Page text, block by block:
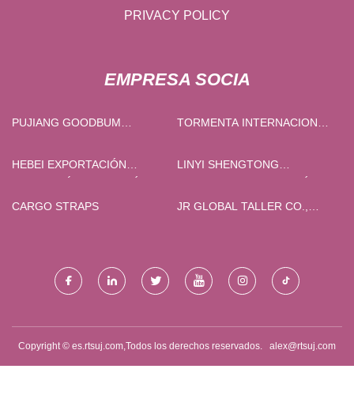
PRIVACY POLICY
EMPRESA SOCIA
PUJIANG GOODBUM
PRODUCTS CO., LTD
TORMENTA INTERNACIONAL
HEBEI EXPORTACIÓN
CENTRO
LINYI SHENGTONG
CO., LIMITADO
CARGO STRAPS
JR GLOBAL TALLER CO.,
Copyright © es.rtsuj.com,Todos los derechos reservados. alex@rtsuj.com